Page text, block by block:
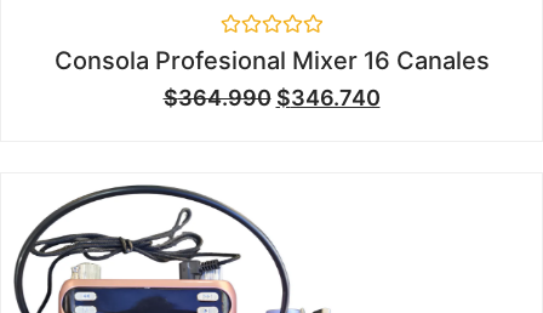
Valorado
en
0
de
Consola Profesional Mixer 16 Canales
$364.990 $346.740